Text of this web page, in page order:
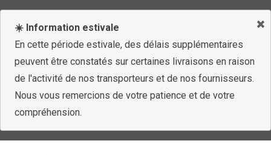
☀️ Information estivale
En cette période estivale, des délais supplémentaires
peuvent être constatés sur certaines livraisons en raison
de l'activité de nos transporteurs et de nos fournisseurs.
Nous vous remercions de votre patience et de votre
compréhension.